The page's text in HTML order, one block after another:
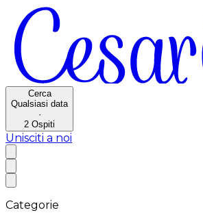
Cerca
Qualsiasi data
·
2 Ospiti
Unisciti a noi
Categorie